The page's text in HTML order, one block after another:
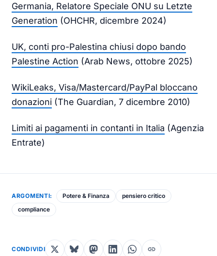
Germania, Relatore Speciale ONU su Letzte
Generation (OHCHR, dicembre 2024)
UK, conti pro-Palestina chiusi dopo bando
Palestine Action (Arab News, ottobre 2025)
WikiLeaks, Visa/Mastercard/PayPal bloccano
donazioni (The Guardian, 7 dicembre 2010)
Limiti ai pagamenti in contanti in Italia (Agenzia
Entrate)
ARGOMENTI: Potere & Finanza
pensiero critico
compliance
CONDIVIDI